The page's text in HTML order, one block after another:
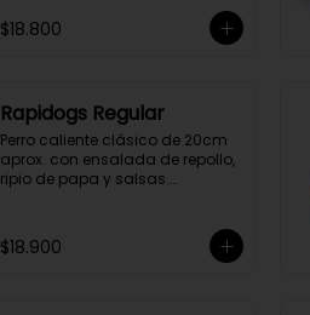
$18.800
Rapidogs Regular
Perro caliente clásico de 20cm
aprox. con ensalada de repollo,
ripio de papa y salsas.
$18.900